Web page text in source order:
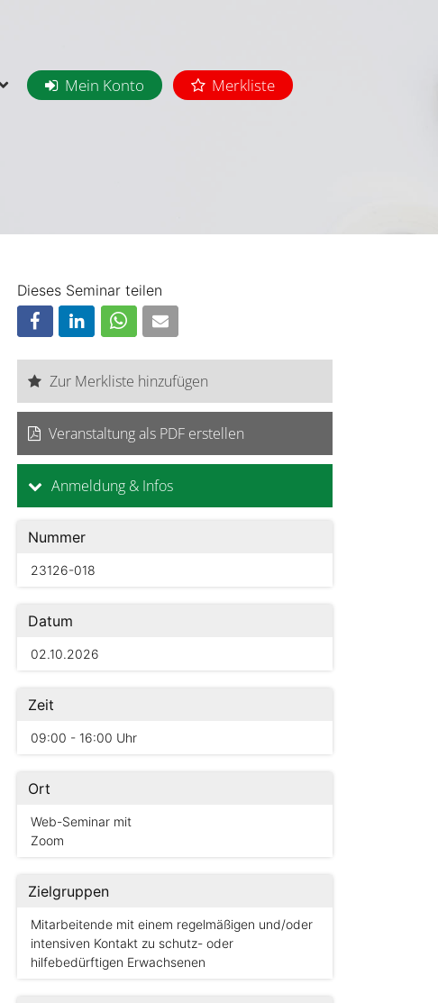
Mein Konto Merkliste
Dieses Seminar teilen
Zur Merkliste hinzufügen
Veranstaltung als PDF erstellen
Anmeldung & Infos
Nummer
23126-018
Datum
02.10.2026
Zeit
09:00 - 16:00 Uhr
Ort
Web-Seminar mit
Zoom
Zielgruppen
Mitarbeitende mit einem regelmäßigen und/oder
intensiven Kontakt zu schutz- oder
hilfebedürftigen Erwachsenen